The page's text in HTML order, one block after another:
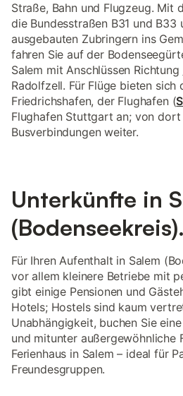
Straße, Bahn und Flugzeug. Mit
die Bundesstraßen B31 und B33
ausgebauten Zubringern ins
fahren Sie auf der
Salem mit Anschlüssen Richtung
Radolfzell. Für Flüge bieten
Friedrichshafen, der Flughafen (
Flughafen Stuttgart an; von dort
Busverbindungen weiter.
Unterkünfte in
(Bodenseekreis).
Für Ihren Aufenthalt in Salem
vor allem kleinere Betriebe mit
gibt einige Pensionen und
Hotels; Hostels sind kaum
Unabhängigkeit, buchen Sie
und mitunter außergewöhnliche
Ferienhaus in Salem – ideal für
Freundesgruppen.